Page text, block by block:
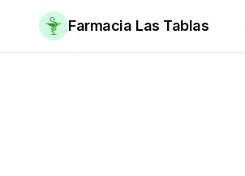
Farmacia Las Tablas